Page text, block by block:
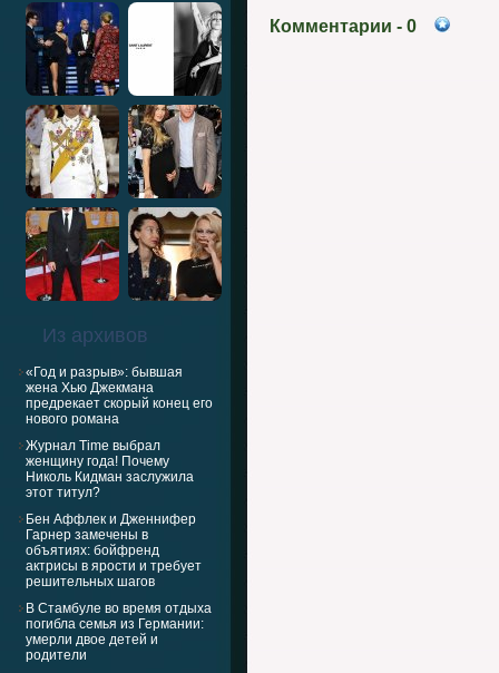
Из архивов
«Год и разрыв»: бывшая
жена Хью Джекмана
предрекает скорый конец его
нового романа
Журнал Time выбрал
женщину года! Почему
Николь Кидман заслужила
этот титул?
Бен Аффлек и Дженнифер
Гарнер замечены в
объятиях: бойфренд
актрисы в ярости и требует
решительных шагов
В Стамбуле во время отдыха
погибла семья из Германии:
умерли двое детей и
родители
Комментарии - 0